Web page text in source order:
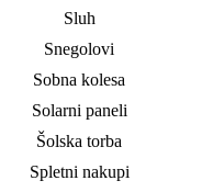
Sluh
Snegolovi
Sobna kolesa
Solarni paneli
Šolska torba
Spletni nakupi